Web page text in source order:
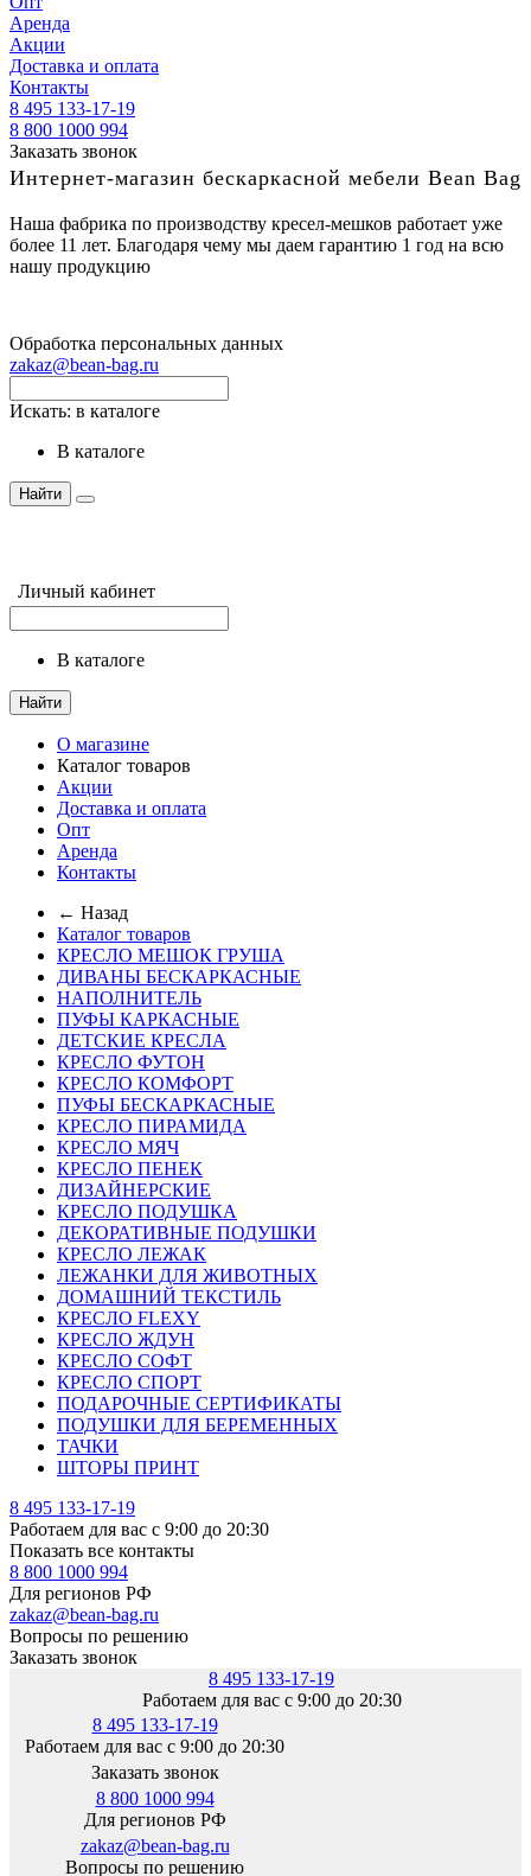
Аренда
Акции
Доставка и оплата
Контакты
8 495 133-17-19
8 800 1000 994
Заказать звонок
Интернет-магазин бескаркасной мебели Bean Bag
Наша фабрика по производству кресел-мешков работает уже
более 11 лет. Благодаря чему мы даем гарантию 1 год на всю
нашу продукцию
Обработка персональных данных
zakaz@bean-bag.ru
Искать: в каталоге
в каталоге
Найти
Личный кабинет
в каталоге
Найти
О магазине
Каталог товаров
Акции
Доставка и оплата
Опт
Аренда
Контакты
← Назад
Каталог товаров
КРЕСЛО МЕШОК ГРУША
ДИВАНЫ БЕСКАРКАСНЫЕ
НАПОЛНИТЕЛЬ
ПУФЫ КАРКАСНЫЕ
ДЕТСКИЕ КРЕСЛА
КРЕСЛО ФУТОН
КРЕСЛО КОМФОРТ
ПУФЫ БЕСКАРКАСНЫЕ
КРЕСЛО ПИРАМИДА
КРЕСЛО МЯЧ
КРЕСЛО ПЕНЕК
ДИЗАЙНЕРСКИЕ
КРЕСЛО ПОДУШКА
ДЕКОРАТИВНЫЕ ПОДУШКИ
КРЕСЛО ЛЕЖАК
ЛЕЖАНКИ ДЛЯ ЖИВОТНЫХ
ДОМАШНИЙ ТЕКСТИЛЬ
КРЕСЛО FLEXY
КРЕСЛО ЖДУН
КРЕСЛО СОФТ
КРЕСЛО СПОРТ
ПОДАРОЧНЫЕ СЕРТИФИКАТЫ
ПОДУШКИ ДЛЯ БЕРЕМЕННЫХ
ТАЧКИ
ШТОРЫ ПРИНТ
8 495 133-17-19
Работаем для вас с 9:00 до 20:30
Показать все контакты
8 800 1000 994
Для регионов РФ
zakaz@bean-bag.ru
Вопросы по решению
Заказать звонок
8 495 133-17-19
Работаем для вас с 9:00 до 20:30
8 495 133-17-19
Работаем для вас с 9:00 до 20:30
Заказать звонок
8 800 1000 994
Для регионов РФ
zakaz@bean-bag.ru
Вопросы по решению